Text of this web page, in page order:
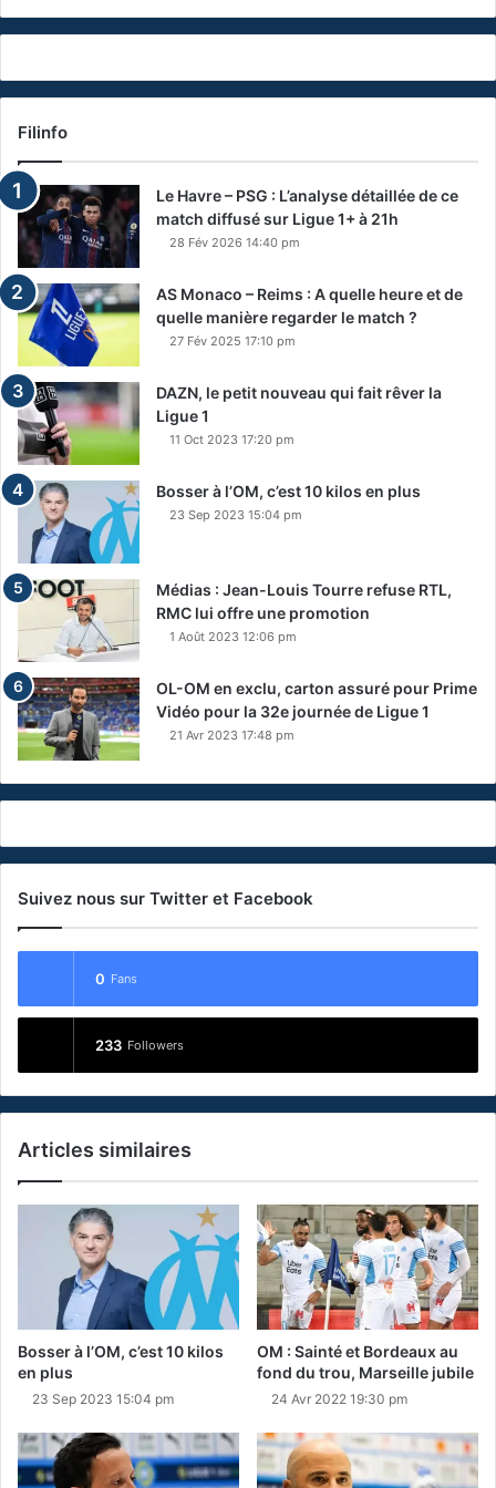
Filinfo
Le Havre – PSG : L’analyse détaillée de ce
match diffusé sur Ligue 1+ à 21h
28 Fév 2026 14:40 pm
AS Monaco – Reims : A quelle heure et de
quelle manière regarder le match ?
27 Fév 2025 17:10 pm
DAZN, le petit nouveau qui fait rêver la
Ligue 1
11 Oct 2023 17:20 pm
Bosser à l’OM, c’est 10 kilos en plus
23 Sep 2023 15:04 pm
Médias : Jean-Louis Tourre refuse RTL,
RMC lui offre une promotion
1 Août 2023 12:06 pm
OL-OM en exclu, carton assuré pour Prime
Vidéo pour la 32e journée de Ligue 1
21 Avr 2023 17:48 pm
Suivez nous sur Twitter et Facebook
0 Fans
233 Followers
Articles similaires
Bosser à l’OM, c’est 10 kilos
en plus
23 Sep 2023 15:04 pm
OM : Sainté et Bordeaux au
fond du trou, Marseille jubile
24 Avr 2022 19:30 pm